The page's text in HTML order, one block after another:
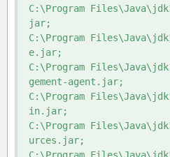
C:\Program
jar;
C:\Program
e.jar;
C:\Program
gement-agent.jar;
C:\Program
in.jar;
C:\Program
urces.jar;